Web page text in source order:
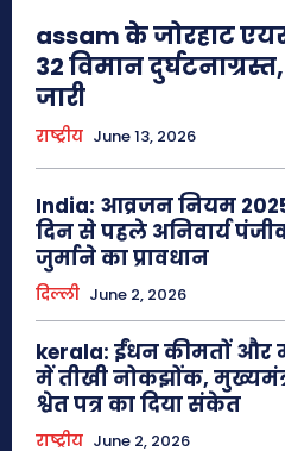
assam के जोरहाट
32 विमान
जारी
राष्ट्रीय June 13, 2026
India: आव्रजन नियम
दिन से पहले अनिवार्य
जुर्माने का प्रावधान
दिल्ली June 2, 2026
kerala: ईंधन कीमतों और
में तीखी नोकझोंक,
श्वेत पत्र का दिया संकेत
राष्ट्रीय June 2, 2026